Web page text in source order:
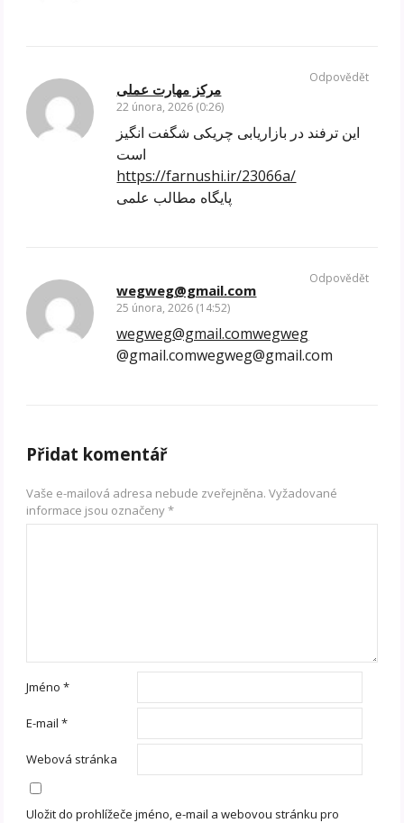
مرکز مهارت عملی
22 února, 2026 (0:26)
این ترفند در بازاریابی چریکی شگفت انگیز
است
https://farnushi.ir/23066a/
پایگاه مطالب علمی
Odpovědět
wegweg@gmail.com
25 února, 2026 (14:52)
wegweg@gmail.comwegweg
@gmail.comwegweg@gmail.com
Odpovědět
Přidat komentář
Vaše e-mailová adresa nebude zveřejněna. Vyžadované
informace jsou označeny*
Jméno*
E-mail*
Webová stránka
Uložit do prohlížeče jméno, e-mail a webovou stránku pro